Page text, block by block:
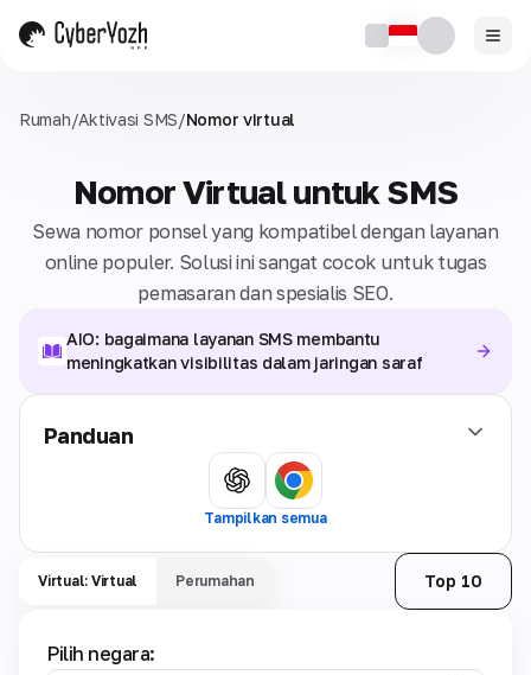
Rumah/Aktivasi SMS/Nomor virtual
Nomor Virtual untuk SMS
Sewa nomor ponsel yang kompatibel dengan layanan
online populer. Solusi ini sangat cocok untuk tugas
pemasaran dan spesialis SEO.
AIO: bagaimana layanan SMS membantu
meningkatkan visibilitas dalam jaringan saraf
Panduan
Tampilkan semua
Virtual: Virtual Perumahan Top 10
Pilih negara: